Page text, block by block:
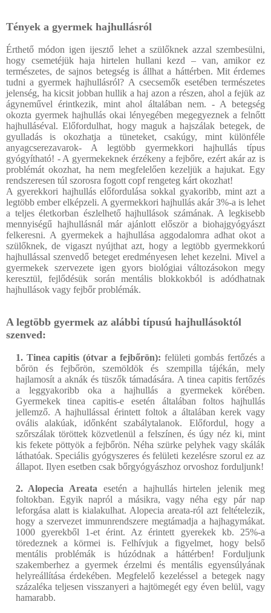
Tények a gyermek hajhullásról
Érthető módon igen ijesztő lehet a szülőknek azzal szembesülni,
hogy csemetéjük haja hirtelen hullani kezd – van, amikor ez
természetes, de sajnos betegség is állhat a háttérben. Mit érdemes
tudni a gyermek hajhullásról? A csecsemők esetében természetes
jelenség, ha kicsit jobban hullik a haj azon a részen, ahol a fejük az
ágyneművel érintkezik, mint ahol általában nem. - A betegség
okozta gyermek hajhullás okai lényegében megegyeznek a felnőtt
hajhulláséval. Előfordulhat, hogy maguk a hajszálak betegek, de
gyulladás is okozhatja a tüneteket, csakúgy, mint különféle
anyagcserezavarok- A legtöbb gyermekkori hajhullás típus
gyógyítható! - A gyermekeknek érzékeny a fejbőre, ezért akár az is
problémát okozhat, ha nem megfelelően kezeljük a hajukat. Egy
rendszeresen túl szorosra fogott copf rengeteg kárt okozhat!
A gyerekkori hajhullás előfordulása sokkal gyakoribb, mint azt a
legtöbb ember elképzeli. A gyermekkori hajhullás akár 3%-a is lehet
a teljes életkorban észlelhető hajhullások számának. A legkisebb
mennyiségű hajhullásnál már ajánlott először a biohajgyógyászt
felkeresni. A gyermekek a hajhullása aggodalomra adhat okot a
szülőknek, de vigaszt nyújthat azt, hogy a legtöbb gyermekkorú
hajhullással szenvedő beteget eredményesen lehet kezelni. Mivel a
gyermekek szervezete igen gyors biológiai változásokon megy
keresztül, fejlődésük során mentális blokkokból is adódhatnak
hajhullások vagy fejbőr problémák.
A legtöbb gyermek az alábbi típusú hajhullásoktól
szenved:
1. Tinea capitis (ótvar a fejbőrön): felületi gombás fertőzés a
bőrön és fejbőrön, szemöldök és szempilla tájékán, mely
hajlamosít a aknák és tüszők támadására. A tinea capitis fertőzés
a leggyakoribb oka a hajhullás a gyermekek körében.
Gyermekek tinea capitis-e esetén általában foltos hajhullás
jellemző. A hajhullással érintett foltok a általában kerek vagy
ovális alakúak, időnként szabálytalanok. Előfordul, hogy a
szőrszálak töröttek közvetlenül a felszínen, és úgy néz ki, mint
kis fekete pöttyök a fejbőrön. Néha szürke pelyhek vagy skálák
láthatóak. Speciális gyógyszeres és felületi kezelésre szorul ez az
állapot. Ilyen esetben csak bőrgyógyászhoz orvoshoz forduljunk!
2. Alopecia Areata esetén a hajhullás hirtelen jelenik meg
foltokban. Egyik napról a másikra, vagy néha egy pár nap
leforgása alatt is kialakulhat. Alopecia areata-ról azt feltételezik,
hogy a szervezet immunrendszere megtámadja a hajhagymákat.
1000 gyerekből 1-et érint. Az érintett gyerekek kb. 25%-a
töredeznek a körmei is. Felhívjuk a figyelmet, hogy belső
mentális problémák is húzódnak a háttérben! Forduljunk
szakemberhez a gyermek érzelmi és mentális egyensúlyának
helyreállítása érdekében. Megfelelő kezeléssel a betegek nagy
százaléka teljesen visszanyeri a hajtömegét egy éven belül, vagy
hamarabb.